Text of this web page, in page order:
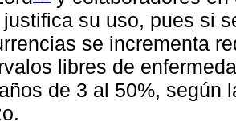
justifica su uso, pues si
se incrementa
libres de
de 3 al 50%, según